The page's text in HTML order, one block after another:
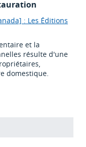
: Les Éditions
et la
résulte d'une
domestique.